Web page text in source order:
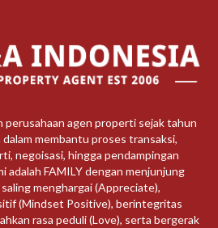
perusahaan agen properti sejak tahun
membantu proses transaksi,
negoisasi, hingga pendampingan
adalah FAMILY dengan menjunjung
menghargai (Appreciate),
(Mindset Positive), berintegritas
rasa peduli (Love), serta bergerak